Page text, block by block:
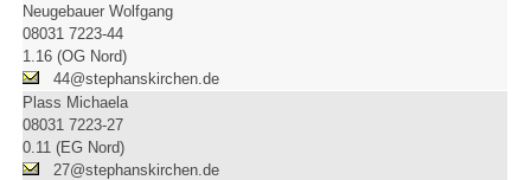
Neugebauer Wolfgang
08031 7223-44
1.16 (OG Nord)
44@stephanskirchen.de
Plass Michaela
08031 7223-27
0.11 (EG Nord)
27@stephanskirchen.de